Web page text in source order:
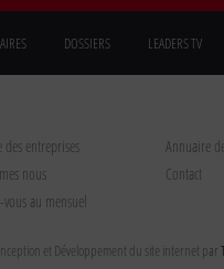
DOSSIERS LEADERS TV
des entreprises
Annuaire
nous
Contact
au mensuel
et Développement du site internet par